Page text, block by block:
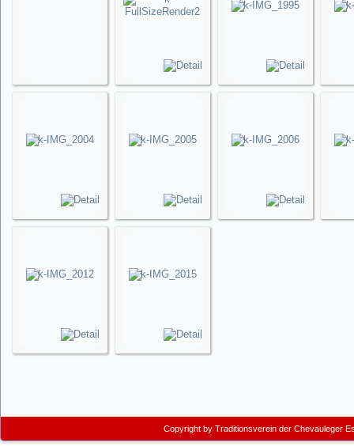
Copyright by Traditionsverein der Chevauleger